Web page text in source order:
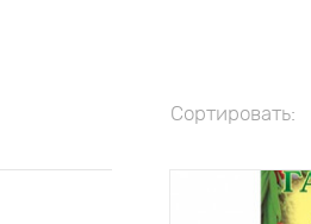
Сортировать: